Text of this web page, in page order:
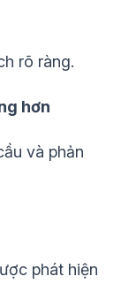
rõ ràng.
hơn
và phản
phát hiện